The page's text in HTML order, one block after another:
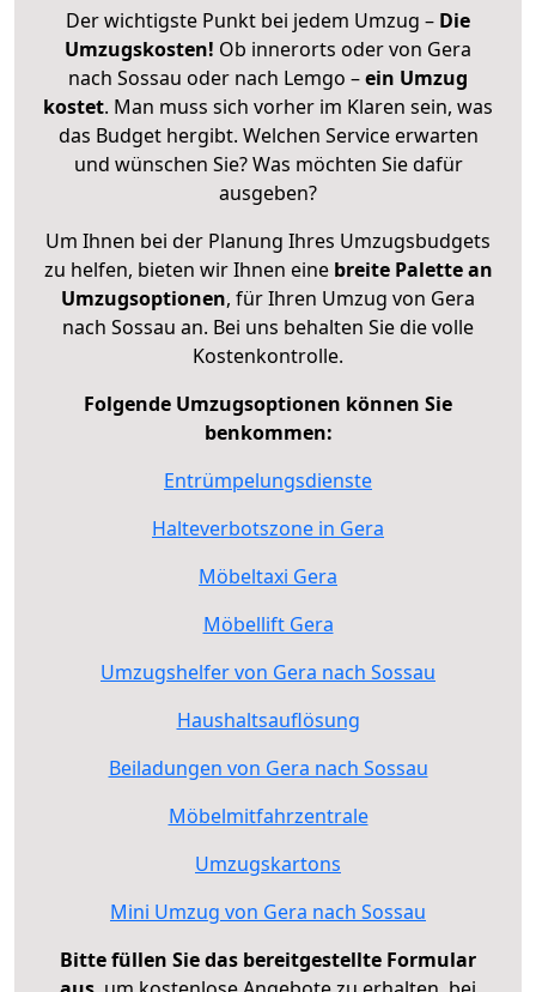
Der wichtigste Punkt bei jedem Umzug – Die
Umzugskosten! Ob innerorts oder von Gera
nach Sossau oder nach Lemgo –ein Umzug
kostet. Man muss sich vorher im Klaren sein, was
das Budget hergibt. Welchen Service erwarten
und wünschen Sie? Was möchten Sie dafür
ausgeben?
Um Ihnen bei der Planung Ihres Umzugsbudgets
zu helfen, bieten wir Ihnen eine breite Palette an
Umzugsoptionen, für Ihren Umzug von Gera
nach Sossau an. Bei uns behalten Sie die volle
Kostenkontrolle.
Folgende Umzugsoptionen können Sie
benkommen:
Entrümpelungsdienste
Halteverbotszone in Gera
Möbeltaxi Gera
Möbellift Gera
Umzugshelfer von Gera nach Sossau
Haushaltsauflösung
Beiladungen von Gera nach Sossau
Möbelmitfahrzentrale
Umzugskartons
Mini Umzug von Gera nach Sossau
Bitte füllen Sie das bereitgestellte Formular